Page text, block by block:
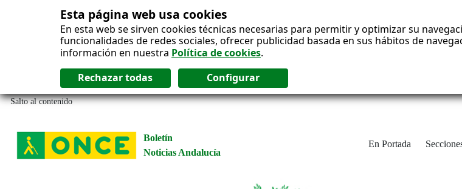
Esta página web usa cookies
En esta web se sirven cookies técnicas necesarias para permitir y optimizar su
funcionalidades de redes sociales, ofrecer publicidad basada en sus hábitos de
información en nuestra Política de cookies.
Salto al contenido
Boletín
Noticias Andalucía
En Portada